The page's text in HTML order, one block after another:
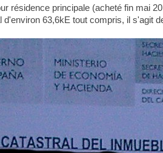
résidence principale (acheté fin mai
d'environ 63,6kE tout compris, il s'agit